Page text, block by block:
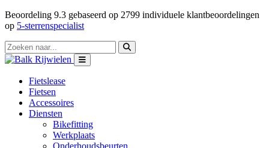
Beoordeling 9.3 gebaseerd op 2799 individuele klantbeoordelingen
op 5-sterrenspecialist
Fietslease
Fietsen
Accessoires
Diensten
Bikefitting
Werkplaats
Onderhoudsbeurten